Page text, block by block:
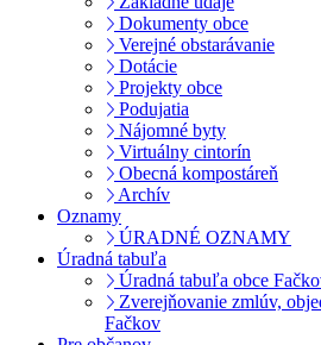
Dokumenty obce
Verejné obstarávanie
Dotácie
Projekty obce
Podujatia
Nájomné byty
Virtuálny cintorín
Obecná kompostáreň
Archív
Oznamy
ÚRADNÉ OZNAMY
Úradná tabuľa
Úradná tabuľa obce
Zverejňovanie zmlúv,
Fačkov